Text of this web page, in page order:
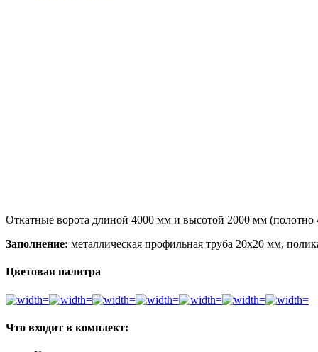
Откатные ворота длиной 4000 мм и высотой 2000 мм (полотно
Заполнение: металлическая профильная труба 20х20 мм,
Цветовая палитра
Что входит в комплект: